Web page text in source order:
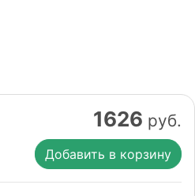
1626 руб.
Добавить в корзину